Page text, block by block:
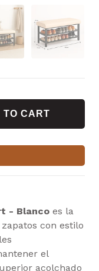
TO CART
- Blanco es la
con estilo
el
acolchado